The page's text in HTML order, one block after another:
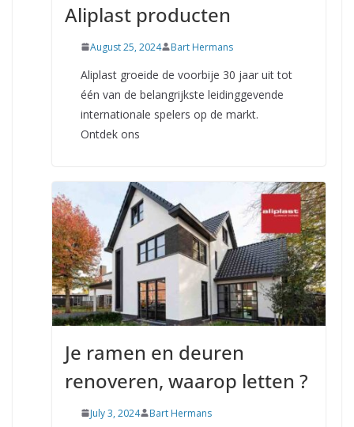
Aliplast producten
August 25, 2024 Bart Hermans
Aliplast groeide de voorbije 30 jaar uit tot
één van de belangrijkste leidinggevende
internationale spelers op de markt.
Ontdek ons
Je ramen en deuren
renoveren, waarop letten ?
July 3, 2024 Bart Hermans